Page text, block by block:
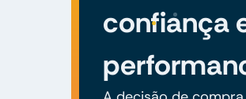
confiança